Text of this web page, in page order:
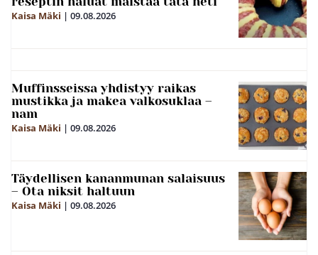
Kaisa Mäki | 09.08.2026
Muffinsseissa yhdistyy raikas
mustikka ja makea valkosuklaa –
nam
Kaisa Mäki | 09.08.2026
Täydellisen kananmunan salaisuus
– Ota niksit haltuun
Kaisa Mäki | 09.08.2026